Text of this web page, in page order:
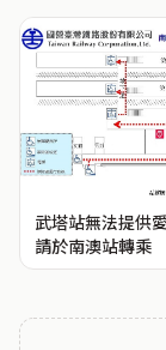
武塔站無法提供
請於南澳站轉乘